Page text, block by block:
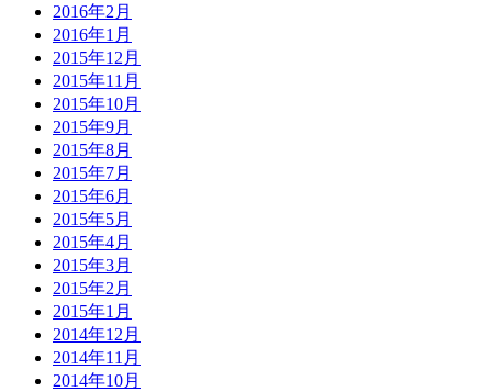
2016年2月
2016年1月
2015年12月
2015年11月
2015年10月
2015年9月
2015年8月
2015年7月
2015年6月
2015年5月
2015年4月
2015年3月
2015年2月
2015年1月
2014年12月
2014年11月
2014年10月